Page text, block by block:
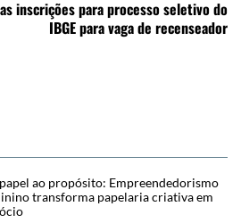
inscrições para processo seletivo do
IBGE para vaga de recenseador
ao propósito: Empreendedorismo
transforma papelaria criativa em